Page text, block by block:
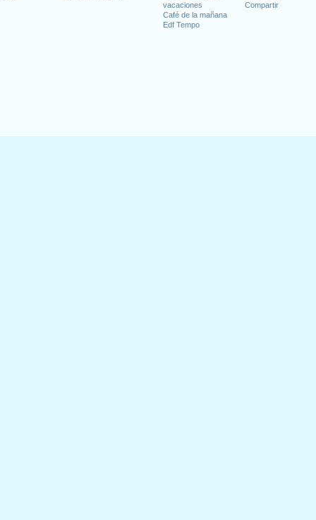
vacaciones
Café de la mañana
Edf Tempo
Compartir